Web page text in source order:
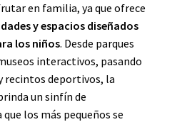
en familia, ya que ofrece
y espacios diseñados
los niños. Desde parques
interactivos, pasando
recintos deportivos, la
un sinfín de
los más pequeños se